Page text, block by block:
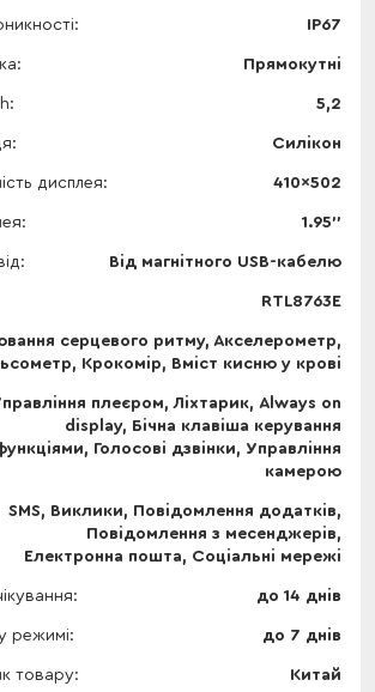
IP67
Прямокутні
5,2
Силікон
дисплея 410x502
1.95''
Від магнітного USB-кабелю
RTL8763E
серцевого ритму, Акселерометр,
Крокомір, Вміст кисню у крові
плеєром, Ліхтарик, Always on
display, Бічна клавіша керування
Голосові дзвінки, Управління
камерою
SMS, Виклики, Повідомлення додатків,
Повідомлення з месенджерів,
Електронна пошта, Соціальні мережі
до 14 днів
режимі до 7 днів
товару Китай